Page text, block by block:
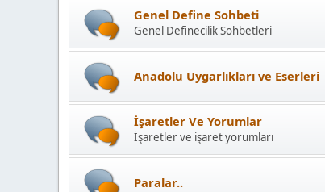
Genel Define Sohbeti
Genel Definecilik Sohbetleri
Anadolu Uygarlıkları ve Eserleri
İşaretler Ve Yorumlar
İşaretler ve işaret yorumları
Paralar..